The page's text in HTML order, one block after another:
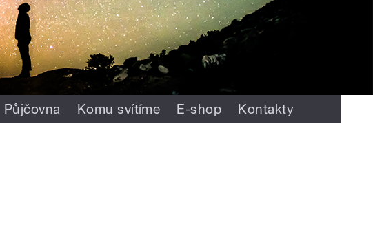
Půjčovna Komu svítíme E-shop Kontakty